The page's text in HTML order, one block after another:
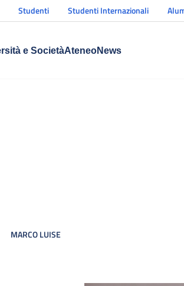
Studenti Studenti Internazionali
e SocietàAteneoNews
MARCO LUISE